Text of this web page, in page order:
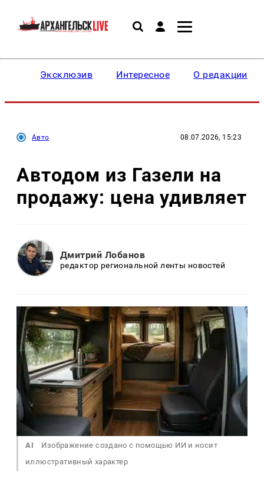
Эксклюзив Интересное О редакции
Авто 08.07.2026, 15:23
Автодом из Газели на
продажу: цена удивляет
Дмитрий Лобанов
редактор региональной ленты новостей
AI
Изображение создано с помощью ИИ и носит
иллюстративный характер